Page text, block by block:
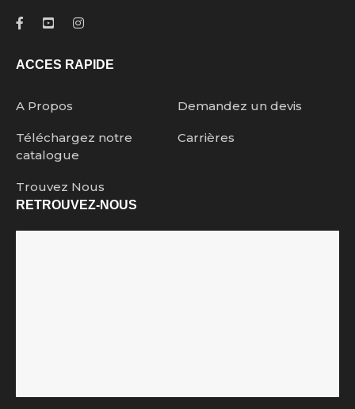
ACCES RAPIDE
A Propos Demandez un devis
Téléchargez notre
catalogue
Carrières
Trouvez Nous
RETROUVEZ-NOUS